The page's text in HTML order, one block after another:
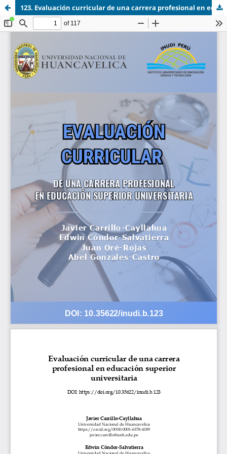
123. Evaluación curricular de una carrera profesional en educación superior universitaria.pdf